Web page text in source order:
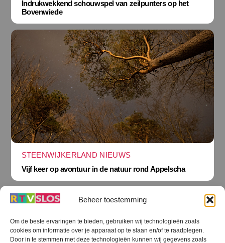
Beheer toestemming
Om de beste ervaringen te bieden, gebruiken wij technologieën zoals
cookies om informatie over je apparaat op te slaan en/of te raadplegen.
Door in te stemmen met deze technologieën kunnen wij gegevens zoals
Indrukwekkend schouwspel van zeilpunters op het
Bovenwiede
STEENWIJKERLAND NIEUWS
Vijf keer op avontuur in de natuur rond Appelscha
Terug
naar